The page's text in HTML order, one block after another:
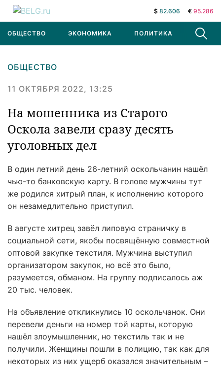
$ 82.606 € 95.286
ОБЩЕСТВО ЭКОНОМИКА ПОЛИТИКА В МИРЕ
ОБЩЕСТВО
11 ОКТЯБРЯ 2022, 13:25
На мошенника из Старого
Оскола завели сразу десять
уголовных дел
В один летний день 26-летний оскольчанин нашёл
чью-то банковскую карту. В голове мужчины тут
же родился хитрый план, к исполнению которого
он незамедлительно приступил.
В августе хитрец завёл липовую страничку в
социальной сети, якобы посвящённую совместной
оптовой закупке текстиля. Мужчина выступил
организатором закупок, но всё это было,
разумеется, обманом. На группу подписалось аж
20 тыс. человек.
На объявление откликнулись 10 оскольчанок. Они
перевели деньги на номер той карты, которую
нашёл злоумышленник, но текстиль так и не
получили. Женщины пошли в полицию, так как для
некоторых из них ущерб оказался значительным –